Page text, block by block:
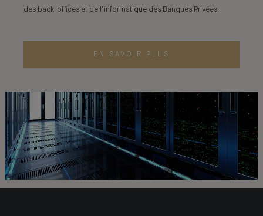
des back-offices et de l’informatique des Banques Privées.
EN SAVOIR PLUS